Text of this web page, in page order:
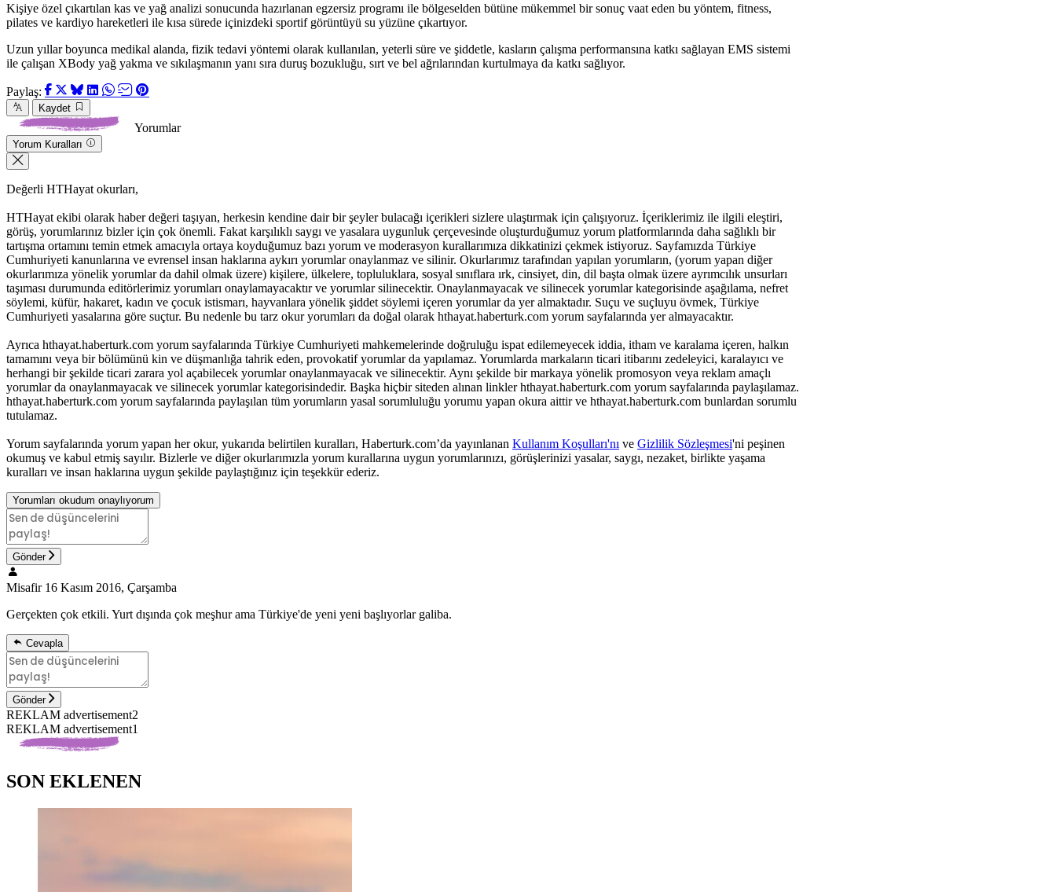
Kişiye özel çıkartılan kas ve yağ analizi sonucunda hazırlanan egzersiz programı ile bölgeselden bütüne mükemmel bir sonuç vaat eden bu yöntem, fitness,
pilates ve kardiyo hareketleri ile kısa sürede içinizdeki sportif görüntüyü su yüzüne çıkartıyor.
Uzun yıllar boyunca medikal alanda, fizik tedavi yöntemi olarak kullanılan, yeterli süre ve şiddetle, kasların çalışma performansına katkı sağlayan EMS sistemi
ile çalışan XBody yağ yakma ve sıkılaşmanın yanı sıra duruş bozukluğu, sırt ve bel ağrılarından kurtulmaya da katkı sağlıyor.
Paylaş:
Kaydet
Yorumlar
Yorum Kuralları
Değerli HTHayat okurları,
HTHayat ekibi olarak haber değeri taşıyan, herkesin kendine dair bir şeyler bulacağı içerikleri sizlere ulaştırmak için çalışıyoruz. İçeriklerimiz ile ilgili eleştiri,
görüş, yorumlarınız bizler için çok önemli. Fakat karşılıklı saygı ve yasalara uygunluk çerçevesinde oluşturduğumuz yorum platformlarında daha sağlıklı bir
tartışma ortamını temin etmek amacıyla ortaya koyduğumuz bazı yorum ve moderasyon kurallarımıza dikkatinizi çekmek istiyoruz. Sayfamızda Türkiye
Cumhuriyeti kanunlarına ve evrensel insan haklarına aykırı yorumlar onaylanmaz ve silinir. Okurlarımız tarafından yapılan yorumların, (yorum yapan diğer
okurlarımıza yönelik yorumlar da dahil olmak üzere) kişilere, ülkelere, topluluklara, sosyal sınıflara ırk, cinsiyet, din, dil başta olmak üzere ayrımcılık unsurları
taşıması durumunda editörlerimiz yorumları onaylamayacaktır ve yorumlar silinecektir. Onaylanmayacak ve silinecek yorumlar kategorisinde aşağılama, nefret
söylemi, küfür, hakaret, kadın ve çocuk istismarı, hayvanlara yönelik şiddet söylemi içeren yorumlar da yer almaktadır. Suçu ve suçluyu övmek, Türkiye
Cumhuriyeti yasalarına göre suçtur. Bu nedenle bu tarz okur yorumları da doğal olarak hthayat.haberturk.com yorum sayfalarında yer almayacaktır.
Ayrıca hthayat.haberturk.com yorum sayfalarında Türkiye Cumhuriyeti mahkemelerinde doğruluğu ispat edilemeyecek iddia, itham ve karalama içeren, halkın
tamamını veya bir bölümünü kin ve düşmanlığa tahrik eden, provokatif yorumlar da yapılamaz. Yorumlarda markaların ticari itibarını zedeleyici, karalayıcı ve
herhangi bir şekilde ticari zarara yol açabilecek yorumlar onaylanmayacak ve silinecektir. Aynı şekilde bir markaya yönelik promosyon veya reklam amaçlı
yorumlar da onaylanmayacak ve silinecek yorumlar kategorisindedir. Başka hiçbir siteden alınan linkler hthayat.haberturk.com yorum sayfalarında paylaşılamaz.
hthayat.haberturk.com yorum sayfalarında paylaşılan tüm yorumların yasal sorumluluğu yorumu yapan okura aittir ve hthayat.haberturk.com bunlardan sorumlu
tutulamaz.
Yorum sayfalarında yorum yapan her okur, yukarıda belirtilen kuralları, Haberturk.com’da yayınlanan Kullanım Koşulları'nı ve Gizlilik Sözleşmesi'ni peşinen
okumuş ve kabul etmiş sayılır. Bizlerle ve diğer okurlarımızla yorum kurallarına uygun yorumlarınızı, görüşlerinizi yasalar, saygı, nezaket, birlikte yaşama
kuralları ve insan haklarına uygun şekilde paylaştığınız için teşekkür ederiz.
Yorumları okudum onaylıyorum
Gönder
Misafir 16 Kasım 2016, Çarşamba
Gerçekten çok etkili. Yurt dışında çok meşhur ama Türkiye'de yeni yeni başlıyorlar galiba.
Cevapla
Gönder
REKLAM advertisement2
REKLAM advertisement1
SON EKLENEN